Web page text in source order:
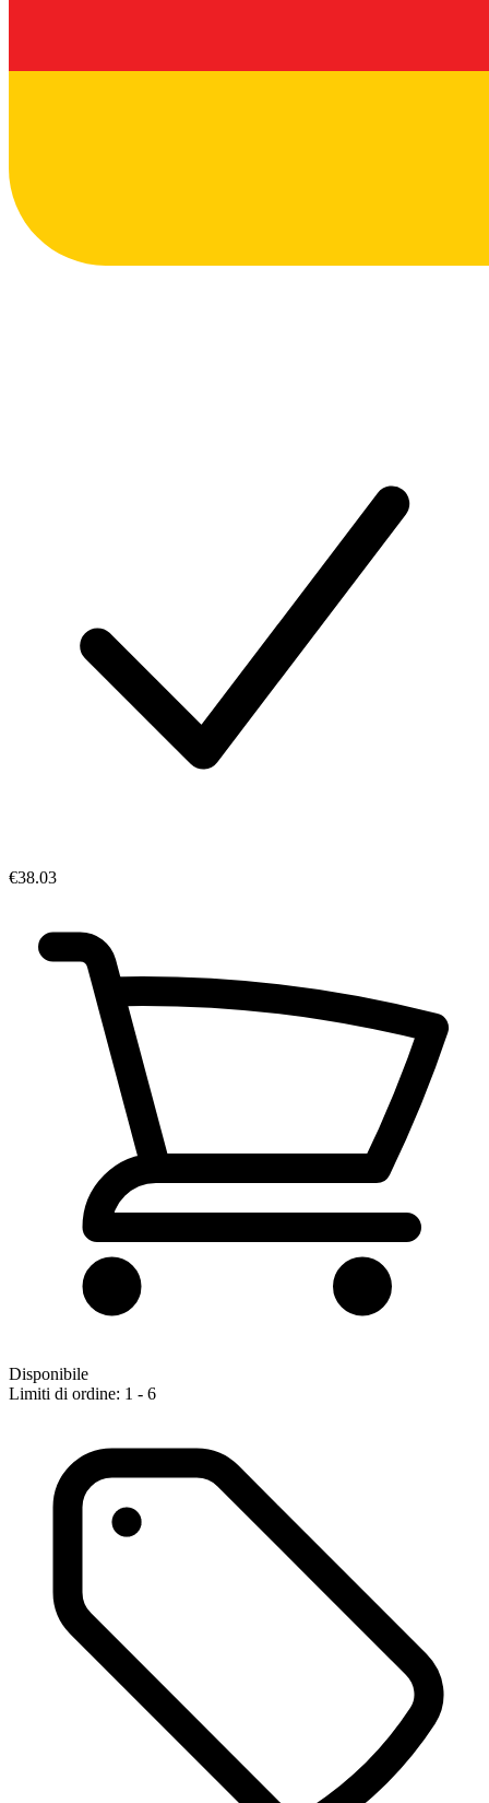
€38.03
Disponibile
Limiti di ordine: 1 - 6